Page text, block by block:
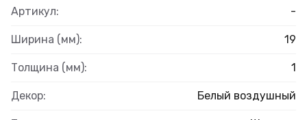
Артикул: -
Ширина (мм): 19
Толщина (мм): 1
Декор: Белый воздушный